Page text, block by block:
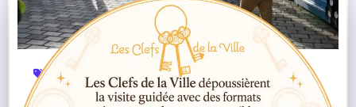
Agenda Artisanat Local, Autre Marché
Économie Sociale Et Solidaire,Ecossolies,Marché